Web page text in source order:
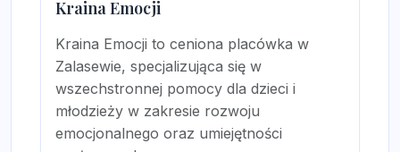
Kraina Emocji
Kraina Emocji to ceniona placówka w
Zalasewie, specjalizująca się w
wszechstronnej pomocy dla dzieci i
młodzieży w zakresie rozwoju
emocjonalnego oraz umiejętności